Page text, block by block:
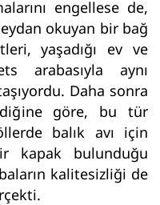
engellese de,
okuyan bir bağ
yaşadığı ev ve
arabasıyla aynı
Daha sonra
göre, bu tür
balık avı için
kapak bulunduğu
kalitesizliği de